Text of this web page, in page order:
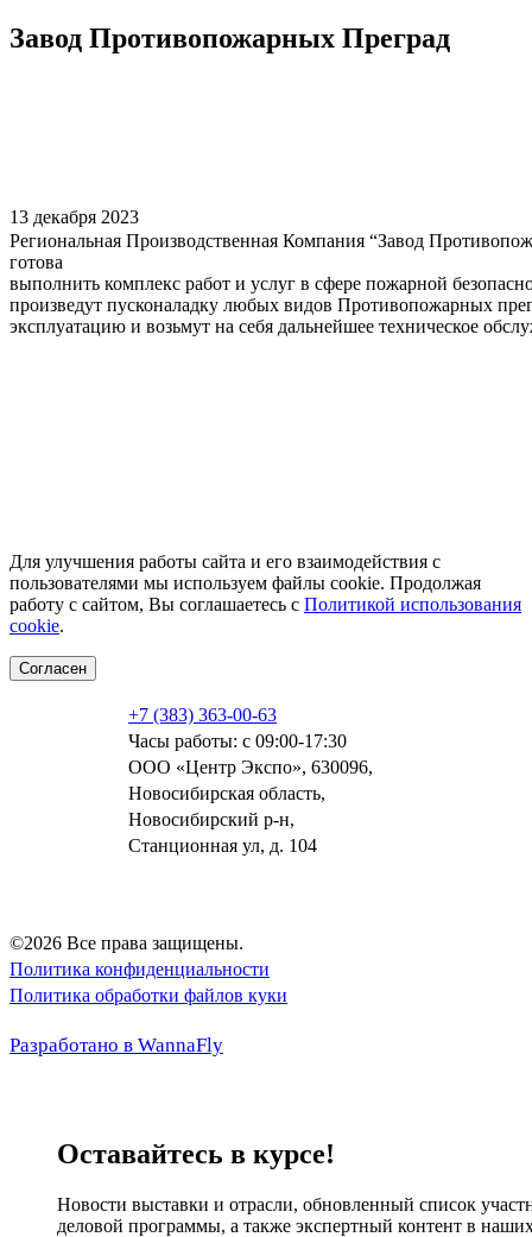
Завод Противопожарных Преград
13 декабря 2023
Региональная Производственная Компания “Завод
готова
выполнить комплекс работ и услуг в сфере пожарной
произведут пусконаладку любых видов Противопожарных
эксплуатацию и возьмут на себя дальнейшее техническое
Для улучшения работы сайта и его взаимодействия с
пользователями мы используем файлы cookie. Продолжая
работу с сайтом, Вы соглашаетесь с Политикой использования
cookie.
Согласен
+7 (383) 363-00-63
Часы работы: с 09:00-17:30
ООО «Центр Экспо», 630096,
Новосибирская область,
Новосибирский р-н,
Станционная ул, д. 104
©2026 Все права защищены.
Политика конфиденциальности
Политика обработки файлов куки
Разработано в WannaFly
Оставайтесь в курсе!
Новости выставки и отрасли, обновленный список
деловой программы, а также экспертный контент в